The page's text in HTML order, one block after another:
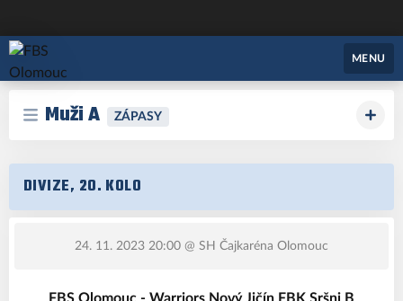
FBS Olomouc
MENU
Muži A ZÁPASY
DIVIZE, 20. KOLO
24. 11. 2023 20:00 @ SH Čajkaréna Olomouc